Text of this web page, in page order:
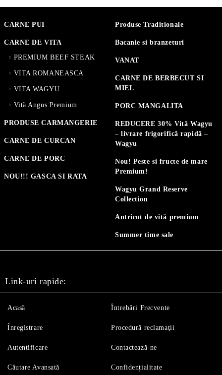
CARNE PUI
CARNE DE VITA
PREMIUM BEEF STEAK
VITA ROMANEASCA
VITA WAGYU
Vită Angus Premium
PRODUSE CARMANGERIE
CARNE DE CURCAN
CARNE DE PORC
NOU!!! GASCA SI RATA
Produse Traditionale
Bacanie si branzeturi
VANAT
CARNE DE BERBECUT SI
MIEL
PORC MANGALITA
REDUCERE 30% Vită Wagyu
– livrare frigorifică rapidă –
Wagyu
Nou! Peste si fructe de mare
Premium!
Wagyu Grand Reserve
Collection
Antricot de vită premium
Summer time sale
Link-uri rapide:
Acasă
Înregistrare
Autentificare
Căutare Avansată
Întrebări Frecvente
Procedură reclamaţii
Contactează-ne
Confidențialitate